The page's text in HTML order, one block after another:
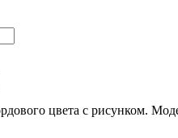
цвета с рисунком.